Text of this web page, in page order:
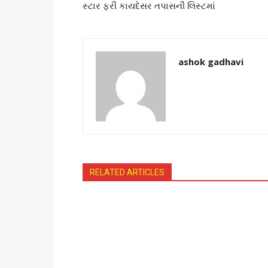
સ્ટાર ફરી કાયદેસર તપાસની લિસ્ટમાં
ashok gadhavi
RELATED ARTICLES